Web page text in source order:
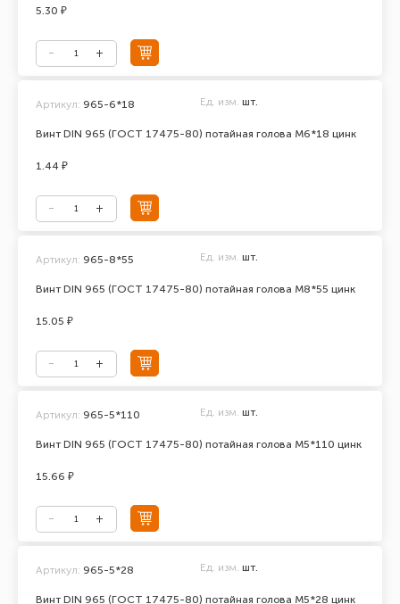
5.30 ₽
Винт DIN 965 (ГОСТ 17475-80) потайная голова М6*18 цинк
Артикул: 965-6*18 Ед. изм. шт.
1.44 ₽
Винт DIN 965 (ГОСТ 17475-80) потайная голова М8*55 цинк
Артикул: 965-8*55 Ед. изм. шт.
15.05 ₽
Винт DIN 965 (ГОСТ 17475-80) потайная голова М5*110 цинк
Артикул: 965-5*110 Ед. изм. шт.
15.66 ₽
Винт DIN 965 (ГОСТ 17475-80) потайная голова М5*28 цинк
Артикул: 965-5*28 Ед. изм. шт.